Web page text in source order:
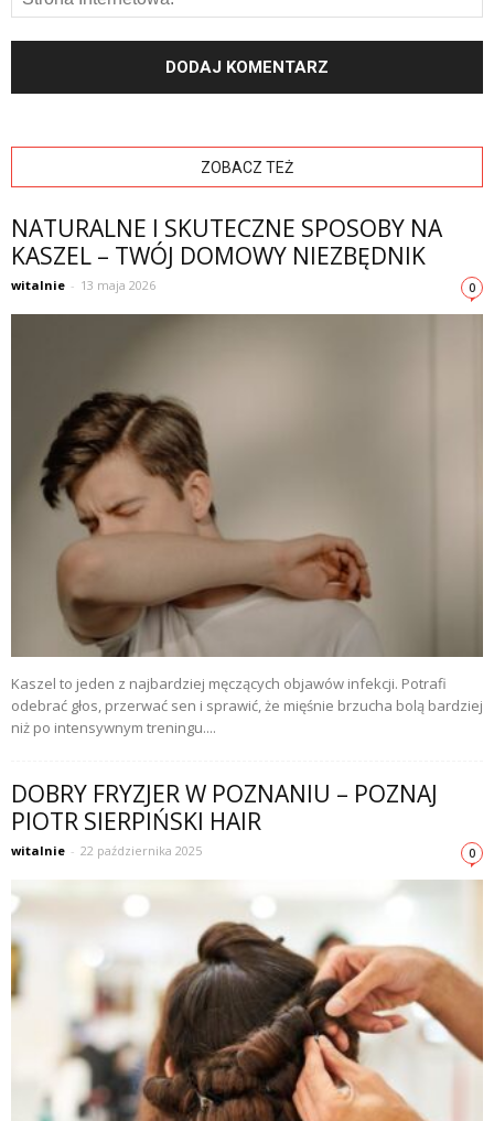
ZOBACZ TEŻ
NATURALNE I SKUTECZNE SPOSOBY NA
KASZEL – TWÓJ DOMOWY NIEZBĘDNIK
witalnie - 13 maja 2026 0
Kaszel to jeden z najbardziej męczących objawów infekcji. Potrafi
odebrać głos, przerwać sen i sprawić, że mięśnie brzucha bolą bardziej
niż po intensywnym treningu....
DOBRY FRYZJER W POZNANIU – POZNAJ
PIOTR SIERPIŃSKI HAIR
witalnie - 22 października 2025 0